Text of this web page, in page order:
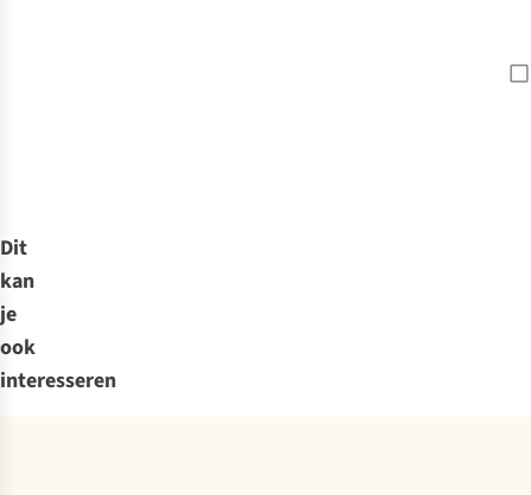
Dit
kan
je
ook
interesseren